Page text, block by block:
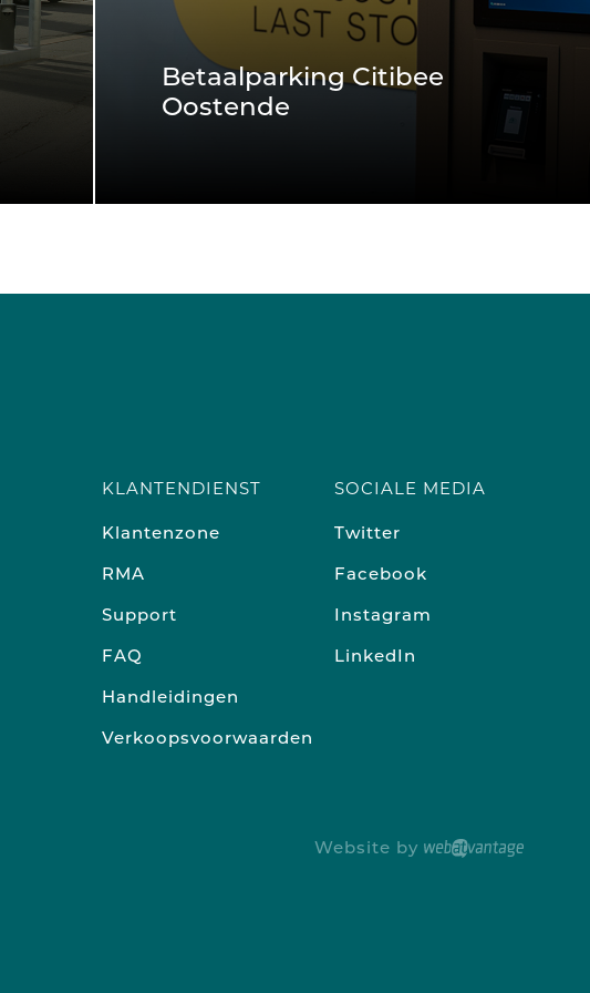
Betaalparking Citibee
Oostende
KLANTENDIENST
Klantenzone
RMA
Support
FAQ
Handleidingen
Verkoopsvoorwaarden
SOCIALE MEDIA
Twitter
Facebook
Instagram
LinkedIn
Website by